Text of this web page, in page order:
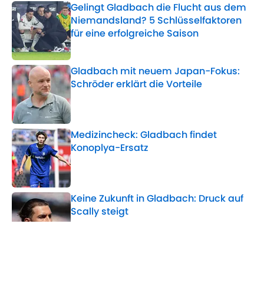
Gelingt Gladbach die Flucht aus dem
Niemandsland? 5 Schlüsselfaktoren
für eine erfolgreiche Saison
Published by on Invalid Date
Gladbach mit neuem Japan-Fokus:
Schröder erklärt die Vorteile
Published by on Invalid Date
Medizincheck: Gladbach findet
Konoplya-Ersatz
Published by on Invalid Date
Keine Zukunft in Gladbach: Druck auf
Scally steigt
Published by on Invalid Date